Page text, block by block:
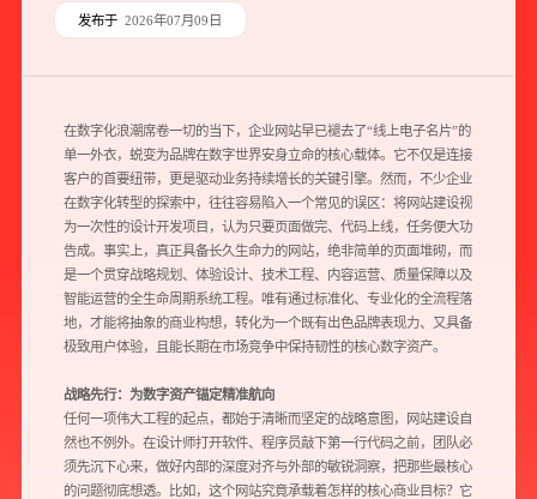
数字产品研发
外贸独立站
发布于 2026年07月09日
在数字化浪潮席卷一切的当下，企业网站早已褪去了“线上电子名片”的
单一外衣，蜕变为品牌在数字世界安身立命的核心载体。它不仅是连接
客户的首要纽带，更是驱动业务持续增长的关键引擎。然而，不少企业
在数字化转型的探索中，往往容易陷入一个常见的误区：将网站建设视
为一次性的设计开发项目，认为只要页面做完、代码上线，任务便大功
告成。事实上，真正具备长久生命力的网站，绝非简单的页面堆砌，而
是一个贯穿战略规划、体验设计、技术工程、内容运营、质量保障以及
智能运营的全生命周期系统工程。唯有通过标准化、专业化的全流程落
地，才能将抽象的商业构想，转化为一个既有出色品牌表现力、又具备
极致用户体验，且能长期在市场竞争中保持韧性的核心数字资产。
战略先行：为数字资产锚定精准航向
任何一项伟大工程的起点，都始于清晰而坚定的战略意图，网站建设自
然也不例外。在设计师打开软件、程序员敲下第一行代码之前，团队必
须先沉下心来，做好内部的深度对齐与外部的敏锐洞察，把那些最核心
的问题彻底想透。比如，这个网站究竟承载着怎样的核心商业目标？它